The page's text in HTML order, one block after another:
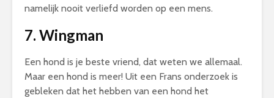
namelijk nooit verliefd worden op een mens.
7. Wingman
Een hond is je beste vriend, dat weten we allemaal.
Maar een hond is meer! Uit een Frans onderzoek is
gebleken dat het hebben van een hond het